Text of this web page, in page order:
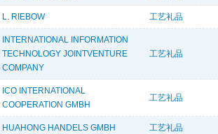
L. RIEBOW 工艺礼品
INTERNATIONAL INFORMATION
TECHNOLOGY JOINTVENTURE
COMPANY
工艺礼品
ICO INTERNATIONAL
COOPERATION GMBH
工艺礼品
HUAHONG HANDELS GMBH 工艺礼品